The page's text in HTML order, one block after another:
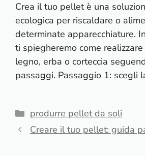
Crea il tuo pellet è una
ecologica per riscaldare o
determinate apparecchiature.
ti spiegheremo come
legno, erba o corteccia
passaggi. Passaggio 1: scegli
Categorie
produrre pellet da soli
Creare il tuo pellet: guida